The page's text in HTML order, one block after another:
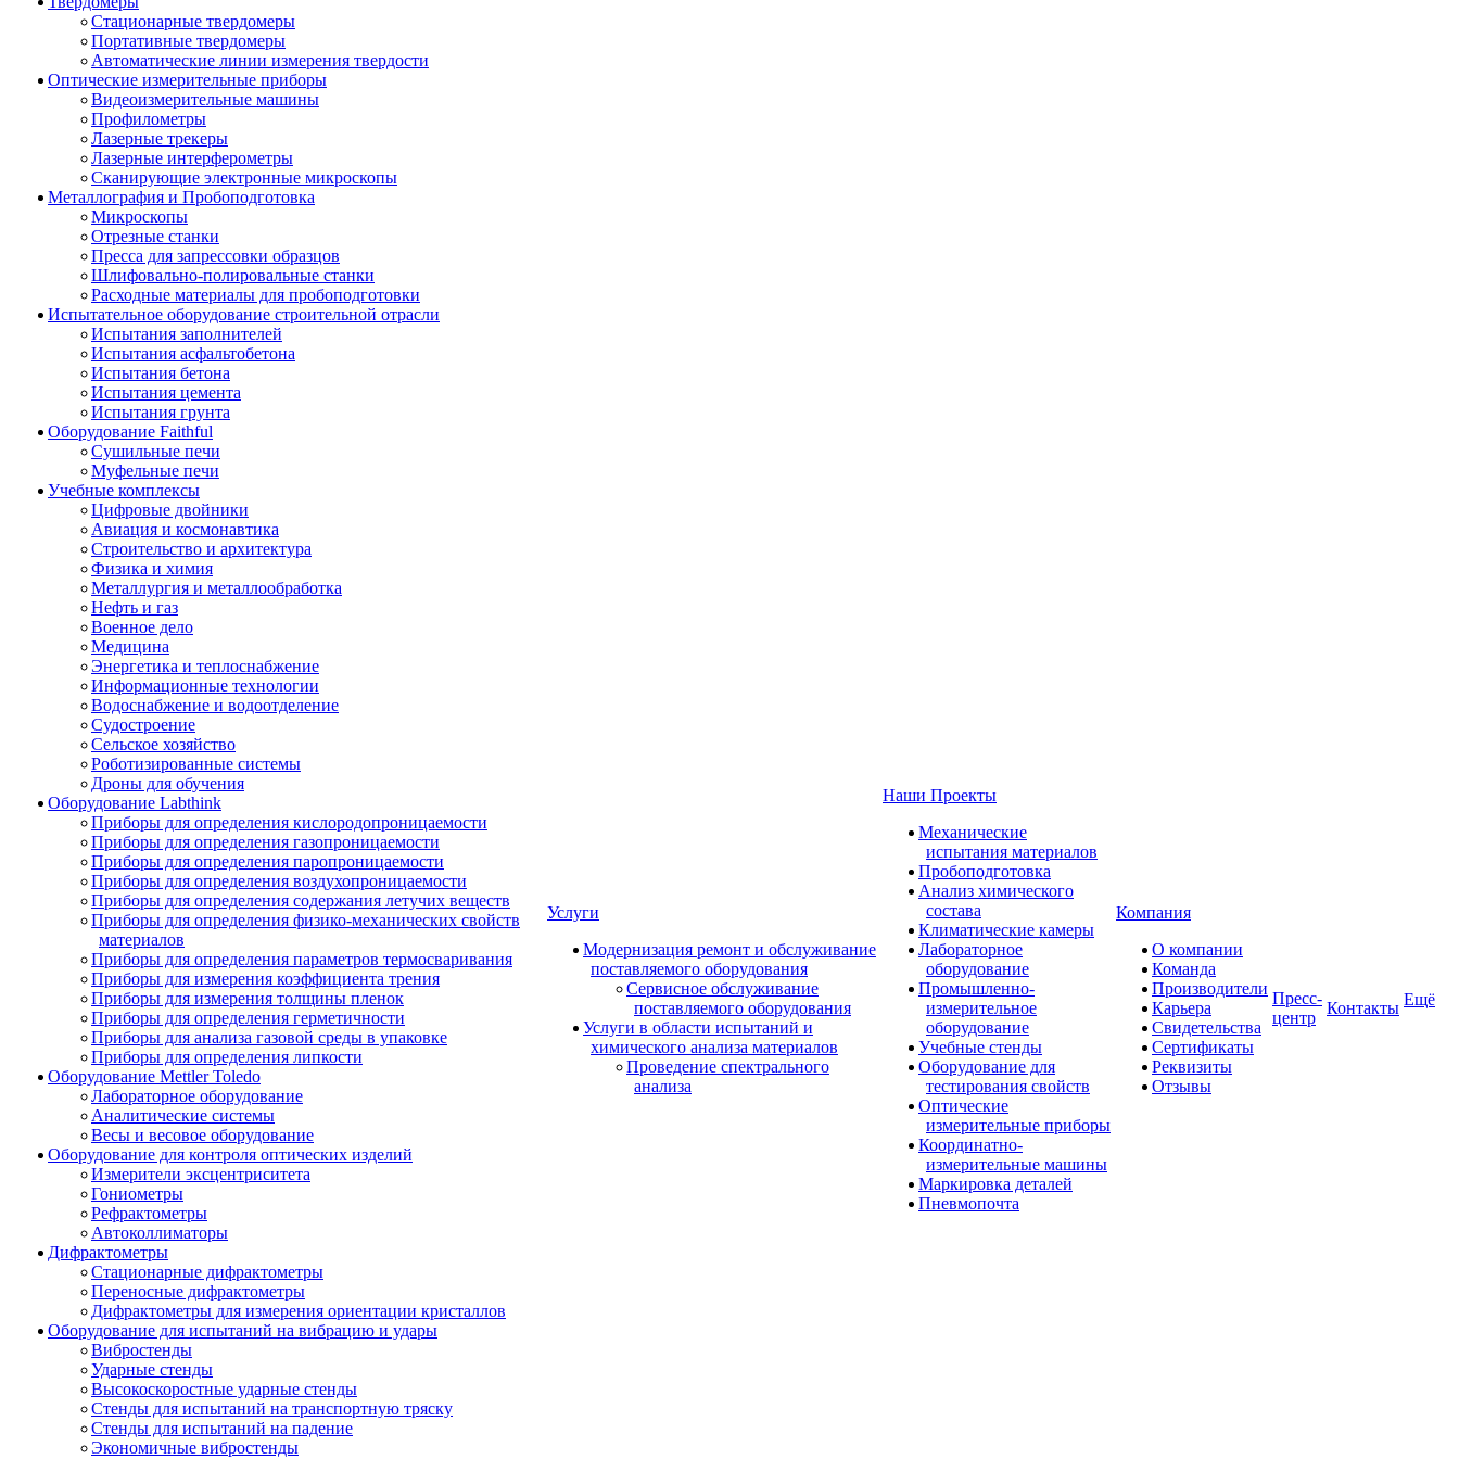
Стационарные твердомеры
Портативные твердомеры
Автоматические линии измерения твердости
Оптические измерительные приборы
Видеоизмерительные машины
Профилометры
Лазерные трекеры
Лазерные интерферометры
Сканирующие электронные микроскопы
Металлография и Пробоподготовка
Микроскопы
Отрезные станки
Пресса для запрессовки образцов
Шлифовально-полировальные станки
Расходные материалы для пробоподготовки
Испытательное оборудование строительной отрасли
Испытания заполнителей
Испытания асфальтобетона
Испытания бетона
Испытания цемента
Испытания грунта
Оборудование Faithful
Сушильные печи
Муфельные печи
Учебные комплексы
Цифровые двойники
Авиация и космонавтика
Строительство и архитектура
Физика и химия
Металлургия и металлообработка
Нефть и газ
Военное дело
Медицина
Энергетика и теплоснабжение
Информационные технологии
Водоснабжение и водоотделение
Судостроение
Сельское хозяйство
Роботизированные системы
Дроны для обучения
Оборудование Labthink
Приборы для определения кислородопроницаемости
Приборы для определения газопроницаемости
Приборы для определения паропроницаемости
Приборы для определения воздухопроницаемости
Приборы для определения содержания летучих веществ
Приборы для определения физико-механических свойств
материалов
Приборы для определения параметров термосваривания
Приборы для измерения коэффициента трения
Приборы для измерения толщины пленок
Приборы для определения герметичности
Приборы для анализа газовой среды в упаковке
Приборы для определения липкости
Оборудование Mettler Toledo
Лабораторное оборудование
Аналитические системы
Весы и весовое оборудование
Оборудование для контроля оптических изделий
Измерители эксцентриситета
Гониометры
Рефрактометры
Автоколлиматоры
Дифрактометры
Стационарные дифрактометры
Переносные дифрактометры
Дифрактометры для измерения ориентации кристаллов
Оборудование для испытаний на вибрацию и удары
Вибростенды
Ударные стенды
Высокоскоростные ударные стенды
Стенды для испытаний на транспортную тряску
Стенды для испытаний на падение
Экономичные вибростенды
Услуги
Модернизация ремонт и обслуживание
поставляемого оборудования
Сервисное обслуживание
поставляемого оборудования
Услуги в области испытаний и
химического анализа материалов
Проведение спектрального
анализа
Наши Проекты
Механические
испытания материалов
Пробоподготовка
Анализ химического
состава
Климатические камеры
Лабораторное
оборудование
Промышленно-
измерительное
оборудование
Учебные стенды
Оборудование для
тестирования свойств
Оптические
измерительные приборы
Координатно-
измерительные машины
Маркировка деталей
Пневмопочта
Компания
О компании
Команда
Производители
Карьера
Свидетельства
Сертификаты
Реквизиты
Отзывы
Пресс-
центр
Контакты Ещё